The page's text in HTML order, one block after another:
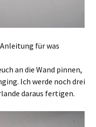
für was
an die Wand pinnen,
Ich werde noch drei
daraus fertigen.